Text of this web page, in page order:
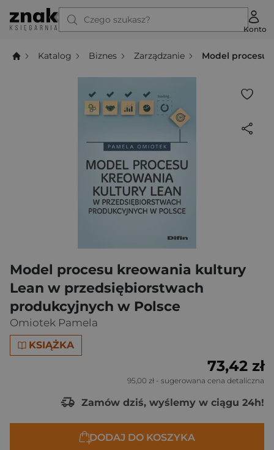
Czego szukasz?
Konto
Katalog Biznes Zarządzanie Model procesu
Model procesu kreowania kultury
Lean w przedsiębiorstwach
produkcyjnych w Polsce
Omiotek Pamela
KSIĄŻKA
73,42 zł
95,00 zł - sugerowana cena detaliczna
Zamów dziś, wyślemy w ciągu 24h!
DODAJ DO KOSZYKA